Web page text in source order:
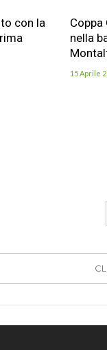
con la
Coppa
nella
15 Aprile